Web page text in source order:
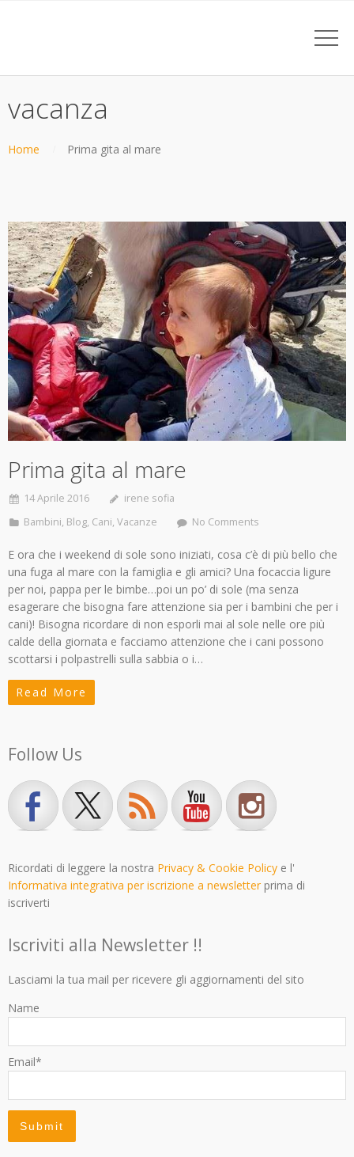
vacanza
Home Prima gita al mare
Prima gita al mare
14 Aprile 2016
irene sofia
Bambini, Blog, Cani, Vacanze No Comments
E ora che i weekend di sole sono iniziati, cosa c’è di più bello che
una fuga al mare con la famiglia e gli amici? Una focaccia ligure
per noi, pappa per le bimbe…poi un po’ di sole (ma senza
esagerare che bisogna fare attenzione sia per i bambini che per i
cani)! Bisogna ricordare di non esporli mai al sole nelle ore più
calde della giornata e facciamo attenzione che i cani possono
scottarsi i polpastrelli sulla sabbia o i…
Read More
Follow Us
Ricordati di leggere la nostra Privacy & Cookie Policy e l'
Informativa integrativa per iscrizione a newsletterprima di
iscriverti
Iscriviti alla Newsletter !!
Lasciami la tua mail per ricevere gli aggiornamenti del sito
Name
Email*